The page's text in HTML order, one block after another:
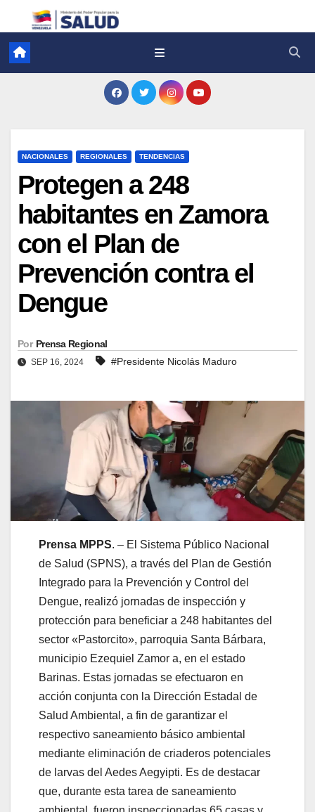
NACIONALES REGIONALES TENDENCIAS
Protegen a 248
habitantes en Zamora
con el Plan de
Prevención contra el
Dengue
Por Prensa Regional
SEP 16, 2024 #Presidente Nicolás Maduro
Prensa MPPS. – El Sistema Público Nacional
de Salud (SPNS), a través del Plan de Gestión
Integrado para la Prevención y Control del
Dengue, realizó jornadas de inspección y
protección para beneficiar a 248 habitantes del
sector «Pastorcito», parroquia Santa Bárbara,
municipio Ezequiel Zamor a, en el estado
Barinas. Estas jornadas se efectuaron en
acción conjunta con la Dirección Estadal de
Salud Ambiental, a fin de garantizar el
respectivo saneamiento básico ambiental
mediante eliminación de criaderos potenciales
de larvas del Aedes Aegyipti. Es de destacar
que, durante esta tarea de saneamiento